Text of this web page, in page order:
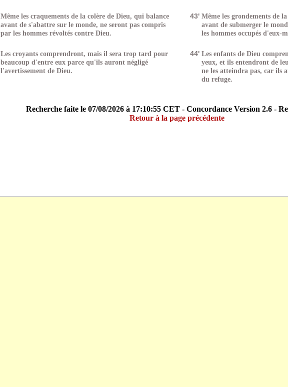
Même les craquements de la colère de Dieu, qui balance
avant de s'abattre sur le monde, ne seront pas compris
par les hommes révoltés contre Dieu.
43' Même les grondements de
avant de submerger le
les hommes occupés d'eux-
Les croyants comprendront, mais il sera trop tard pour
beaucoup d'entre eux parce qu'ils auront négligé
l'avertissement de Dieu.
44' Les enfants de Dieu
yeux, et ils entendront de
ne les atteindra pas, car ils
du refuge.
Recherche faite le 07/08/2026 à 17:10:55 CET - Concordance Version 2.6 -
Retour à la page précédente